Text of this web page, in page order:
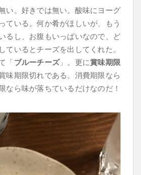
い。好きでは無い。酸味にヨーグ
ている。何か肴がほしいが、もう
るし、お腹もいっぱいなので、ど
ているとチーズを出してくれた。
「ブルーチーズ」。更に賞味期限
味期限切れである。消費期限なら
なら味が落ちているだけなのだ！